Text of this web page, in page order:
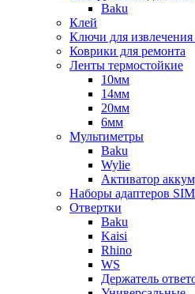
Baku
Клей
Ключи для
Коврики для ремонта
Ленты термостойкие
10мм
14мм
20мм
6мм
Мультиметры
Baku
Wylie
Активатор
Наборы адаптеров SIM
Отвертки
Baku
Kaisi
Rhino
WS
Держатель